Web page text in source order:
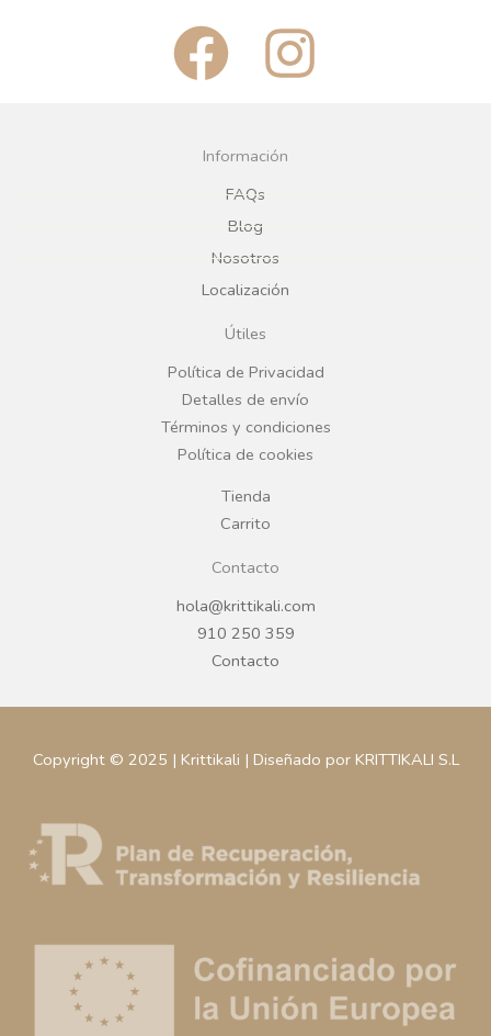
F
a
c
e
b
o
o
k
I
n
g
r
a
Información
FAQs
Blog
Nosotros
Localización
Útiles
Política de Privacidad
Detalles de envío
Términos y condiciones
Política de cookies
Tienda
Carrito
Contacto
hola@krittikali.com
910 250 359
Contacto
Copyright © 2025 | Krittikali | Diseñado por KRITTIKALI S.L